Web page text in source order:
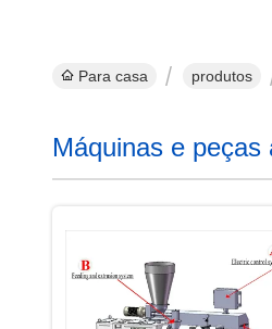
Para casa produtos
Máquinas e peças